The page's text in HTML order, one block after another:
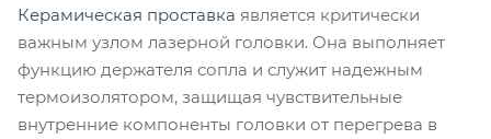
Керамическая проставка является критически
важным узлом лазерной головки. Она выполняет
функцию держателя сопла и служит надежным
термоизолятором, защищая чувствительные
внутренние компоненты головки от перегрева в